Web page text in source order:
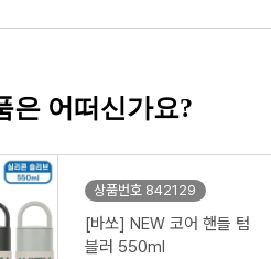
은 어떠신가요?
상품번호 842129
[바쏘] NEW 코어 핸들 텀
블러 550ml